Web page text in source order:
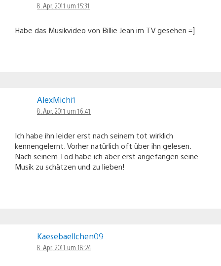
8. Apr. 2011 um 15:31
Habe das Musikvideo von Billie Jean im TV gesehen =]
AlexMichi1
8. Apr. 2011 um 16:41
Ich habe ihn leider erst nach seinem tot wirklich
kennengelernt. Vorher natürlich oft über ihn gelesen.
Nach seinem Tod habe ich aber erst angefangen seine
Musik zu schätzen und zu lieben!
Kaesebaellchen09
8. Apr. 2011 um 18:24